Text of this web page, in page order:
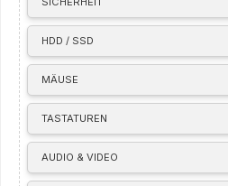
HDD / SSD
MÄUSE
TASTATUREN
AUDIO & VIDEO